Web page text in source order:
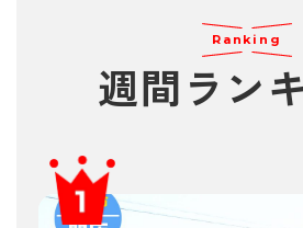
Ranking
週間 ラン